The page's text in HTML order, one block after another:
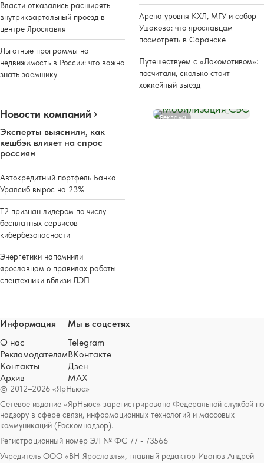
Власти отказались расширять
внутриквартальный проезд в
центре Ярославля
Льготные программы на
недвижимость в России: что важно
знать заемщику
Арена уровня КХЛ, МГУ и собор
Ушакова: что ярославцам
посмотреть в Саранске
Путешествуем с «Локомотивом»:
посчитали, сколько стоит
хоккейный выезд
Новости компаний
Эксперты выяснили, как
кешбэк влияет на спрос
россиян
Автокредитный портфель Банка
Уралсиб вырос на 23%
Т2 признан лидером по числу
бесплатных сервисов
кибербезопасности
Энергетики напомнили
ярославцам о правилах работы
спецтехники вблизи ЛЭП
Реклама
© 2012–2026 «ЯрНьюс»
Сетевое издание «ЯрНьюс» зарегистрировано Федеральной службой по
надзору в сфере связи, информационных технологий и массовых
коммуникаций (Роскомнадзор).
Регистрационный номер ЭЛ № ФС 77 - 73566
Учредитель ООО «ВН-Ярославль», главный редактор Иванов Андрей
Информация
О нас
Рекламодателям
Контакты
Архив
Мы в соцсетях
Telegram
ВКонтакте
Дзен
MAX